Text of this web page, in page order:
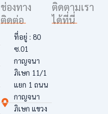
ช่องทาง
ติดต่อ
ที่อยู่ : 80
ซ.01
กาญจนา
ภิเษก 11/1
แยก 1 ถนน
กาญจนา
ภิเษก แขวง
ติดตามเรา
ได้ที่นี่